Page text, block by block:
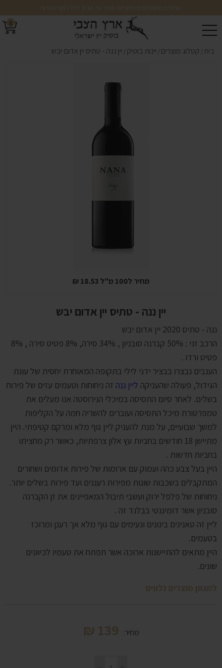
מחירים משתלמים ומשלוח מהיר עד הבית לכל רחבי הארץ!
0
בית/ קטלוג מוצרים/ יינות בוטיק/ יין ננה - טתיס יין אדום יבש
מחיר ל100 מ"ל 18.53 ₪
יין ננה - טתיס יין אדום יבש
ננה - טתיס 2020 יין אדום יבש
הרכב זני : 50% קברנה סובניון , 34% סירה, 8% פטיט סירה , 8%
פטיט ורדו .
הענבים נבצרו בבציר ידני לילי בתקופה המאוחרת יחסית של עונת
הגידול, פעולה שהעניקה ליין ננה זה ניחוחות וטעמים עזים של פירות
בשלים. לאחר סיום התסיסה במיכלי הנירוסטה אנו מעלים את
טמפרטורת מיכל התסיסה ועוברים להשריה חמה על הקליפות
למשך שבועיים, על מנת להעניק ליין גוף מלא ומרקם קטיפתי. היין
מתיישן 18 חודשים בחביות עץ אלון צרפתיות, כאשר רק מחציתו
בחביות חדשות .
היין בעל צבע כהה ועמוק עם ארומות של פירות אדומים ושחורים
המתקבלים בשכבות שונות מפירות רעננים ועד פירות בשלים יותר.
ניחוחות של פלפל ירוק ועשבי תיבול המאפיינים את זן הקברנה
סובניון אשר דומיננטי בבלנד זה .
ליין זה טאנינים בינונים ונעימים עם גוף מלא אך רענן ומרוכז
בטעמים.
היין מתאים להתיישנות ארוכה אשר תפתח את טעמיו לכיוונים
שונים.
למגוון מוצרים נלווים
מחיר: 139
₪